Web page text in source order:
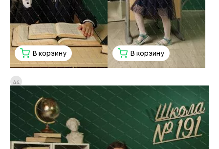
В корзину В корзину
44